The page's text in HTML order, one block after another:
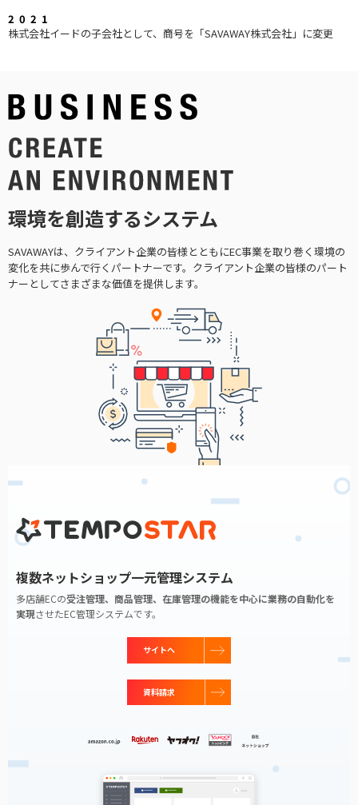
2021
株式会社イードの子会社として、商号を「SAVAWAY株式会社」に変更
環境を創造するシステム
SAVAWAYは、クライアント企業の皆様とともにEC事業を取り巻く環境の
変化を共に歩んで行くパートナーです。 クライアント企業の皆様のパート
ナーとしてさまざまな価値を提供します。
複数ネットショップ一元管理システム
多店舗ECの受注管理、商品管理、在庫管理の機能を中心に業務の自動化を
実現させたEC管理システムです。
サイトへ
資料請求